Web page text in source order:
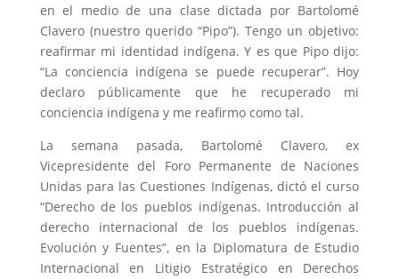
en el medio de una clase dictada por Bartolomé
Clavero (nuestro querido “Pipo”). Tengo un objetivo:
reafirmar mi identidad indígena. Y es que Pipo dijo:
“La conciencia indígena se puede recuperar”. Hoy
declaro públicamente que he recuperado mi
conciencia indígena y me reafirmo como tal.
La semana pasada, Bartolomé Clavero, ex
Vicepresidente del Foro Permanente de Naciones
Unidas para las Cuestiones Indígenas, dictó el curso
“Derecho de los pueblos indígenas. Introducción al
derecho internacional de los pueblos indígenas.
Evolución y Fuentes”, en la Diplomatura de Estudio
Internacional en Litigio Estratégico en Derechos